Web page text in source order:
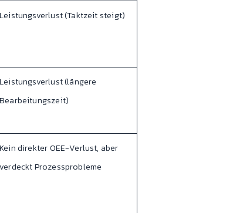
Leistungsverlust (Taktzeit steigt)
Leistungsverlust (längere
Bearbeitungszeit)
Kein direkter OEE-Verlust, aber
verdeckt Prozessprobleme